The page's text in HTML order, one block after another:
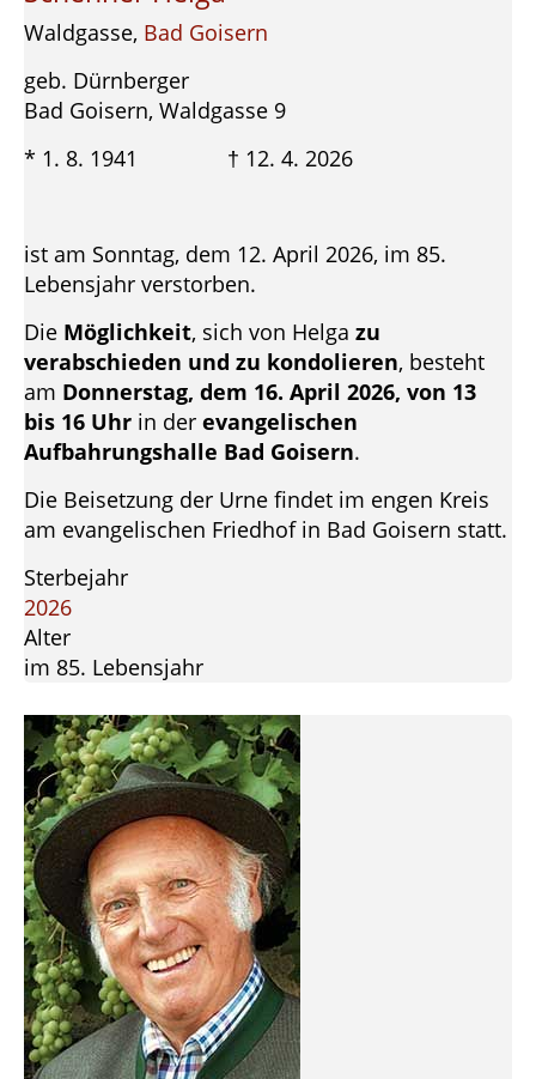
Waldgasse, Bad Goisern
geb. Dürnberger
Bad Goisern, Waldgasse 9
* 1. 8. 1941 † 12. 4. 2026
ist am Sonntag, dem 12. April 2026, im 85.
Lebensjahr verstorben.
Die Möglichkeit, sich von Helga zu
verabschieden und zu kondolieren, besteht
am Donnerstag, dem 16. April 2026, von 13
bis 16 Uhr in der evangelischen
Aufbahrungshalle Bad Goisern.
Die Beisetzung der Urne findet im engen Kreis
am evangelischen Friedhof in Bad Goisern statt.
Sterbejahr
2026
Alter
im 85. Lebensjahr